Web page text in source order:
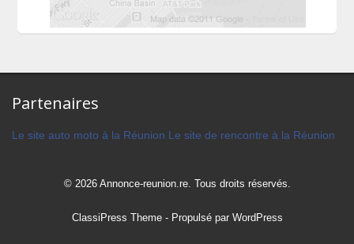
Partenaires
Le site auto moto à la Réunion Le site de rencontre à la Réunion
© 2026 Annonce-reunion.re. Tous droits réservés.
ClassiPress Theme- Propulsé par WordPress